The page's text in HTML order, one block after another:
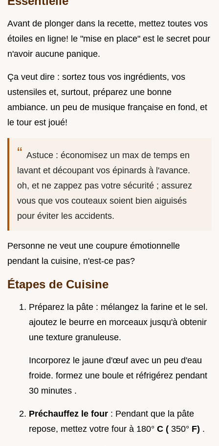
Avant de plonger dans la recette, mettez toutes vos
étoiles en ligne! le "mise en place" est le secret pour
n'avoir aucune panique.
Ça veut dire : sortez tous vos ingrédients, vos
ustensiles et, surtout, préparez une bonne
ambiance. un peu de musique française en fond, et
le tour est joué!
Astuce : économisez un max de temps en
lavant et découpant vos épinards à l'avance.
oh, et ne zappez pas votre sécurité ; assurez
vous que vos couteaux soient bien aiguisés
pour éviter les accidents.
Personne ne veut une coupure émotionnelle
pendant la cuisine, n'est-ce pas?
Étapes de Cuisine
Préparez la pâte : mélangez la farine et le sel.
ajoutez le beurre en morceaux jusqu'à obtenir
une texture granuleuse.
Incorporez le jaune d'œuf avec un peu d'eau
froide. formez une boule et réfrigérez pendant
30 minutes .
Préchauffez le four : Pendant que la pâte
repose, mettez votre four à 180° C ( 350° F) .